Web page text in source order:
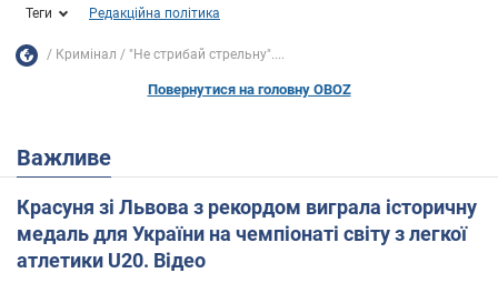
Теги Редакційна політика
Кримінал "Не стрибай стрельну"....
Повернутися на головну OBOZ
Важливе
Красуня зі Львова з рекордом виграла історичну
медаль для України на чемпіонаті світу з легкої
атлетики U20. Відео